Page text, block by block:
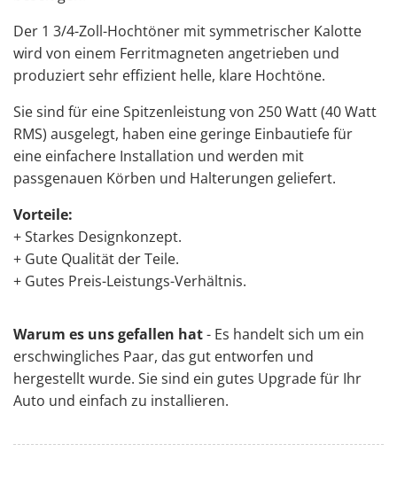
Der 1 3/4-Zoll-Hochtöner mit symmetrischer Kalotte
wird von einem Ferritmagneten angetrieben und
produziert sehr effizient helle, klare Hochtöne.
Sie sind für eine Spitzenleistung von 250 Watt (40 Watt
RMS) ausgelegt, haben eine geringe Einbautiefe für
eine einfachere Installation und werden mit
passgenauen Körben und Halterungen geliefert.
Vorteile:
+ Starkes Designkonzept.
+ Gute Qualität der Teile.
+ Gutes Preis-Leistungs-Verhältnis.
Warum es uns gefallen hat- Es handelt sich um ein
erschwingliches Paar, das gut entworfen und
hergestellt wurde. Sie sind ein gutes Upgrade für Ihr
Auto und einfach zu installieren.